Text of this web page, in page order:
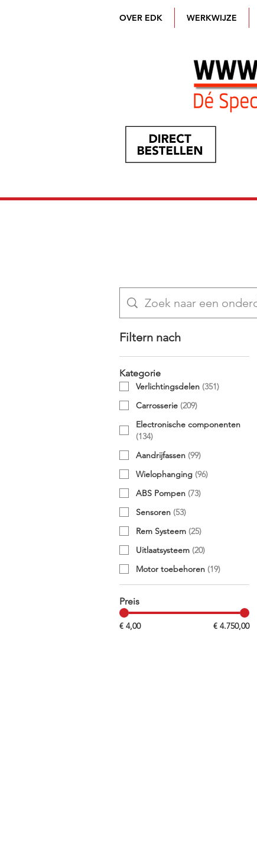
OVER EDK WERKWIJZE
Filtern nach
Kategorie
Verlichtingsdelen (351)
Carrosserie (209)
Electronische componenten
(134)
Aandrijfassen (99)
Wielophanging (96)
ABS Pompen (73)
Sensoren (53)
Rem Systeem (25)
Uitlaatsysteem (20)
Motor toebehoren (19)
Preis
€ 4,00 € 4.750,00